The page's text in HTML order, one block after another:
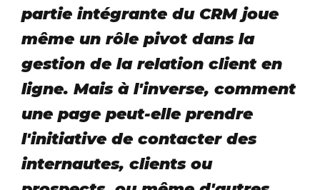
partie intégrante du CRM joue
même un rôle pivot dans la
gestion de la relation client en
ligne. Mais à l'inverse, comment
une page peut-elle prendre
l'initiative de contacter des
internautes, clients ou